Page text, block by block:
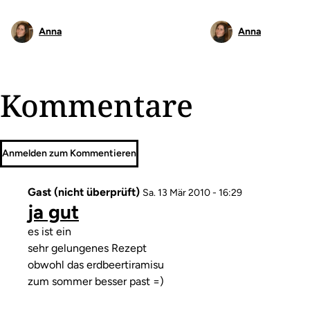
Anna Anna
Kommentare
Anmelden zum Kommentieren
Gast (nicht überprüft) Sa. 13 Mär 2010 - 16:29
ja gut
Kommentar
es ist ein
sehr gelungenes Rezept
obwohl das erdbeertiramisu
zum sommer besser past =)